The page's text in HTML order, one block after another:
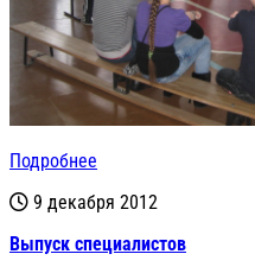
Подробнее
9 декабря 2012
Выпуск специалистов